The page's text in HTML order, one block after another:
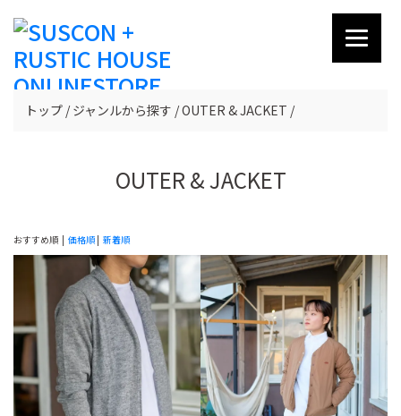
トップ ジャンルから探す OUTER & JACKET
OUTER & JACKET
おすすめ順 | 価格順 | 新着順